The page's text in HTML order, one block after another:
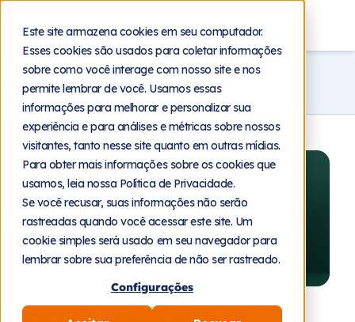
Este site armazena cookies em seu computador.
Esses cookies são usados para coletar informações
sobre como você interage com nosso site e nos
permite lembrar de você. Usamos essas
informações para melhorar e personalizar sua
experiência e para análises e métricas sobre nossos
visitantes, tanto nesse site quanto em outras mídias.
Para obter mais informações sobre os cookies que
usamos, leia nossa Política de Privacidade.
Se você recusar, suas informações não serão
rastreadas quando você acessar este site. Um
cookie simples será usado em seu navegador para
lembrar sobre sua preferência de não ser rastreado.
Configurações
Blog
4 de agosto de 2026
Modelo de cobrança do